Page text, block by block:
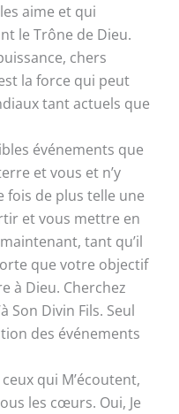
aime et qui
le Trône de Dieu.
chers
la force qui peut
tant actuels que
événements que
et vous et n’y
fois de plus telle une
et vous mettre en
tant qu’il
que votre objectif
à Dieu. Cherchez
Son Divin Fils. Seul
des événements
qui M’écoutent,
les cœurs. Oui, Je